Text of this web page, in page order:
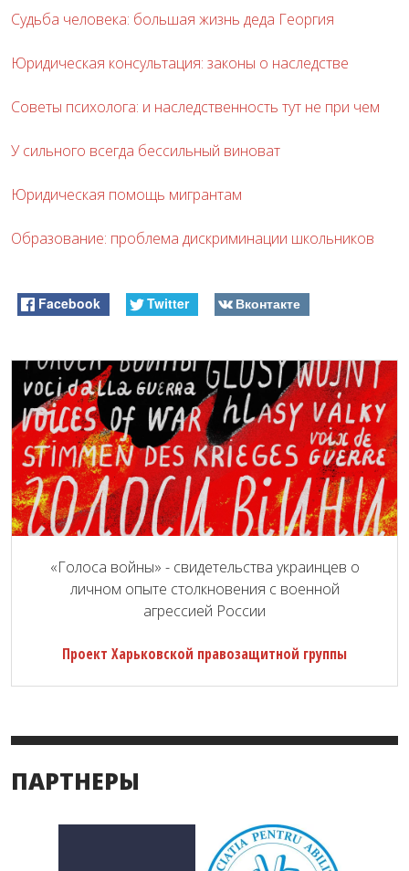
Судьба человека: большая жизнь деда Георгия
Юридическая консультация: законы о наследстве
Советы психолога: и наследственность тут не при чем
У сильного всегда бессильный виноват
Юридическая помощь мигрантам
Образование: проблема дискриминации школьников
Facebook Twitter Вконтакте
«Голоса войны» - свидетельства украинцев о
личном опыте столкновения с военной
агрессией России
Проект Харьковской правозащитной группы
ПАРТНЕРЫ